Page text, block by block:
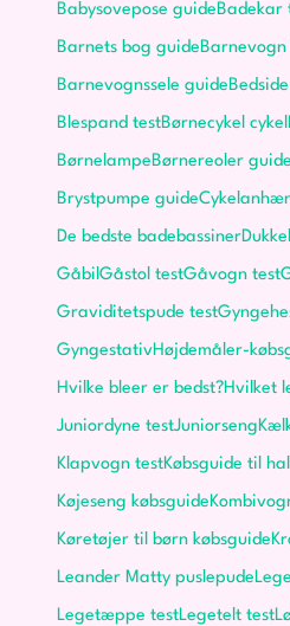
Babysovepose guideBadekar
Barnets bog guideBarnevogn
Barnevognssele guide
Blespand testBørnecykel cykel
BørnelampeBørnereoler guide
Brystpumpe guide
De bedste badebassiner
GåbilGåstol testGåvogn test
Graviditetspude test
GyngestativHøjdemåler-
Hvilke bleer er bedst?Hvilket
Juniordyne testJuniorseng
Klapvogn testKøbsguide til
Køjeseng købsguide
Køretøjer til børn købsguide
Leander Matty puslepude
Legetæppe testLegetelt test